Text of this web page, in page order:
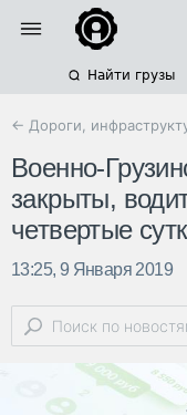
Найти грузы
← Дороги,
Военно-
закрыты,
четвертые
13:25, 9 Января 2019